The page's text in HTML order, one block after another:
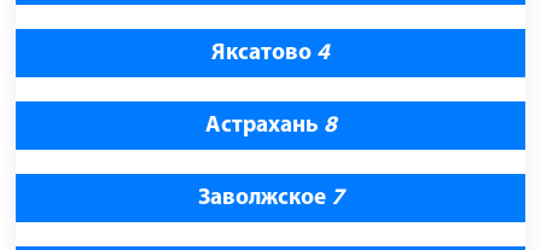
Яксатово 4
Астрахань 8
Заволжское 7